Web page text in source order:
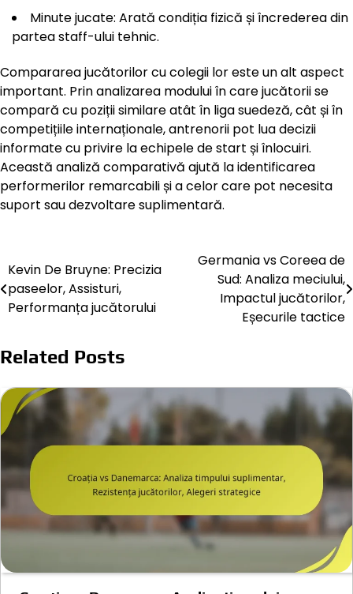
Minute jucate: Arată condiția fizică și încrederea din
partea staff-ului tehnic.
Compararea jucătorilor cu colegii lor este un alt aspect
important. Prin analizarea modului în care jucătorii se
compară cu poziții similare atât în liga suedeză, cât și în
competițiile internaționale, antrenorii pot lua decizii
informate cu privire la echipele de start și înlocuiri.
Această analiză comparativă ajută la identificarea
performerilor remarcabili și a celor care pot necesita
suport sau dezvoltare suplimentară.
Post
navigation
Kevin De Bruyne: Precizia
paseelor, Assisturi,
Performanța jucătorului
Germania vs Coreea de
Sud: Analiza meciului,
Impactul jucătorilor,
Eșecurile tactice
Related Posts